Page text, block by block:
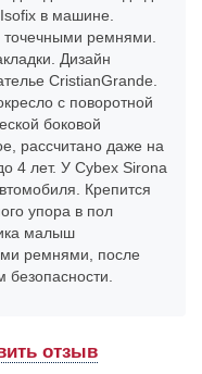
в машине.
точечными ремнями.
Дизайн
CristianGrande.
с поворотной
боковой
рассчитано даже на
4 лет. У Cybex Sirona
Крепится
упора в пол
малыш
ремнями, после
безопасности.
отзыв